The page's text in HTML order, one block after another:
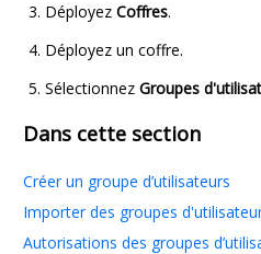
Déployez Coffres.
Déployez un coffre.
Sélectionnez Groupes
Dans cette section
Créer un groupe d’utilisateurs
Importer des groupes
Autorisations des groupes